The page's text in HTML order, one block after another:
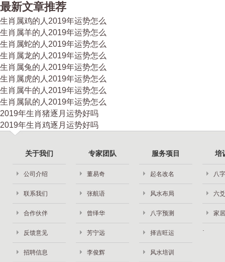
最新文章推荐
生肖属鸡的人2019年运势怎么
生肖属羊的人2019年运势怎么
生肖属蛇的人2019年运势怎么
生肖属龙的人2019年运势怎么
生肖属兔的人2019年运势怎么
生肖属虎的人2019年运势怎么
生肖属牛的人2019年运势怎么
生肖属鼠的人2019年运势怎么
2019年生肖猪逐月运势好吗
2019年生肖鸡逐月运势好吗
关于我们
公司介绍
联系我们
合作伙伴
反馈意见
招聘信息
专家团队
董易奇
张航语
曾绎华
芳宁远
李俊辉
服务项目
起名改名
风水布局
八字预测
择吉旺运
风水培训
培
八
六
家